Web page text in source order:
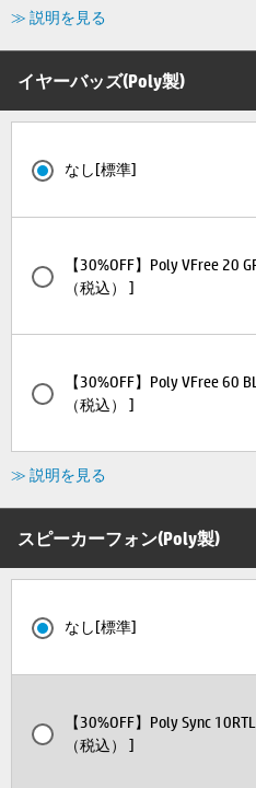
≫ 説明を見る
イヤーバッズ(Poly製)
なし[標準]
【30%OFF】Poly VFree 20
（税込） ]
【30%OFF】Poly VFree 60
（税込） ]
≫ 説明を見る
スピーカーフォン(Poly製)
なし[標準]
【30%OFF】Poly Sync
（税込） ]